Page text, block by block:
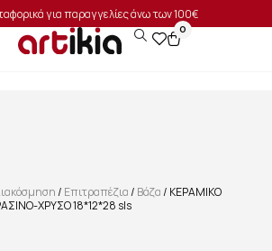
για παραγγελίες άνω των 100€
0
/ Επιτραπέζια/ Βάζα/ ΚΕΡΑΜΙΚΟ
ΧΡΥΣΟ 18*12*28 sls